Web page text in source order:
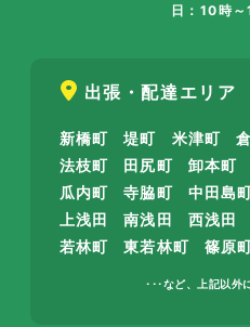
日：10時
出張・配達エリア
新橋町 堤町 米津町
法枝町
田尻町 卸本町
瓜内町
寺脇町 中田島
上浅田
南浅田 西浅田
若林町
東若林町 篠原
･･･など、上記以外